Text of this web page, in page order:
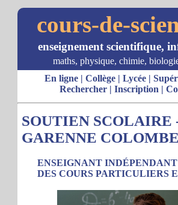
cours-de-
enseignement scientifique,
maths, physique, chimie,
En ligne| Collège| Lycée|
Rechercher| Inscription |
SOUTIEN SCOLAIRE
GARENNE
ENSEIGNANT INDÉPENDANT
DES COURS PARTICULIERS